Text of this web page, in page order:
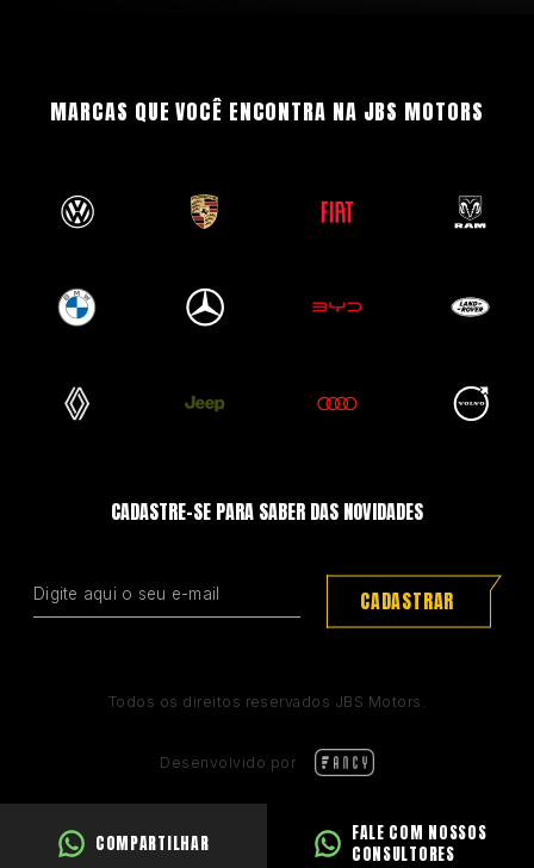
COMPARTILHAR
FALE COM NOSSOS
CONSULTORES
MARCAS QUE VOCÊ ENCONTRA NA JBS MOTORS
CADASTRE-SE PARA SABER DAS NOVIDADES
CADASTRAR
Todos os direitos reservados JBS Motors.
Desenvolvido por